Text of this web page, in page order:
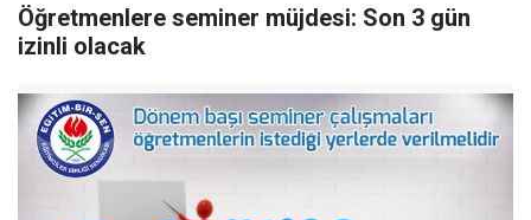
Öğretmenlere seminer müjdesi: Son 3 gün
izinli olacak